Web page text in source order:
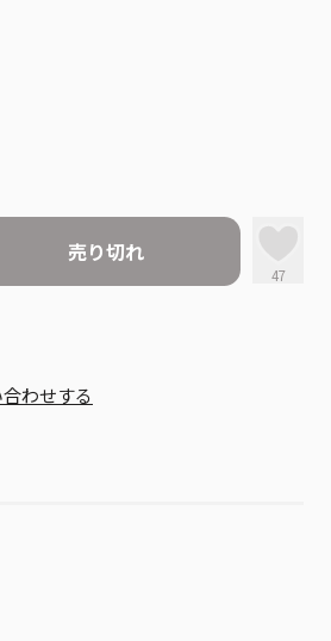
売り切れ
47
わせする